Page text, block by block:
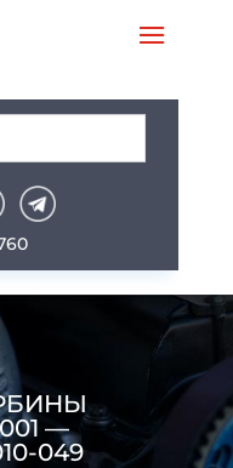
—
049